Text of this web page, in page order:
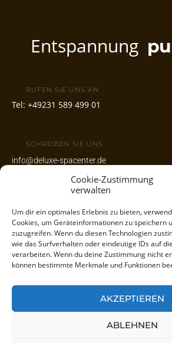
Cookie-Zustimmung
verwalten
Um dir ein optimales Erlebnis zu bieten,
Cookies, um Geräteinformationen zu speichern
zuzugreifen. Wenn du diesen Technologien
wie das Surfverhalten oder eindeutige IDs auf
verarbeiten. Wenn du deine Zustimmung nicht
können bestimmte Merkmale und Funktionen
AKZEPTIEREN
ABLEHNEN
Entspannung
RUFEN SIE UNS AN
Tel: +49231 589 499 01
SCHREIBEN SIE UNS
info@deluxe-spacenter.de
www.deluxe-spacenter.de
UNSERE ADRESSE
Wambeler Hellweg 118
44143 Dortmund